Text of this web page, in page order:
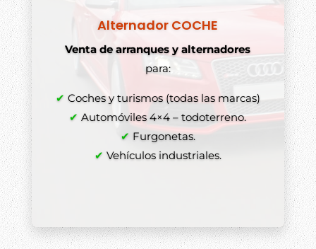
Alternador COCHE
Venta de arranques y alternadores
para:
✔ Coches y turismos (todas las marcas)
✔ Automóviles 4×4 – todoterreno.
✔ Furgonetas.
✔ Vehículos industriales.